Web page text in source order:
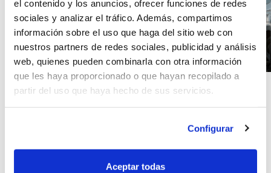
el contenido y los anuncios, ofrecer funciones de redes
sociales y analizar el tráfico. Además, compartimos
información sobre el uso que haga del sitio web con
nuestros partners de redes sociales, publicidad y análisis
web, quienes pueden combinarla con otra información
que les haya proporcionado o que hayan recopilado a
partir del uso que haya hecho de sus servicios.
Configurar
Aceptar todas
PRESUPUESTO
Calcula el precio de tu